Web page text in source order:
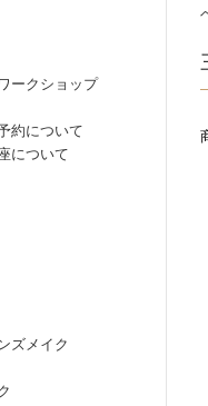
ークショップ
約について
について
ズメイク